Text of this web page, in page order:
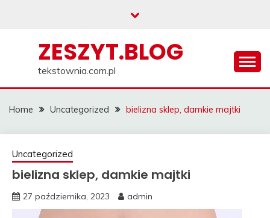
ZESZYT.BLOG
tekstownia.com.pl
Home Uncategorized bielizna sklep, damkie majtki
Uncategorized
bielizna sklep, damkie majtki
27 października, 2023 admin